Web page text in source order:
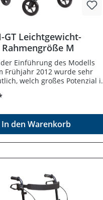
GT Leichtgewicht-
M
Einführung des Modells
Frühjahr 2012 wurde sehr
welch großes Potenzial
TAiMA M GT und
So endet die Partie Gabel,
Vorderrahmen nun mit einem
statt wie
Das sieht nicht nur gefälliger
Rückenbügel, Gehstockhalter,
und Lenkungsdämpfer
In den Warenkorb